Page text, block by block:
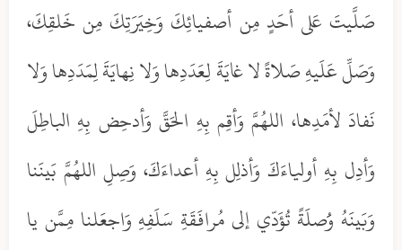
صَلَّيتَ عَلى أحَدٍ مِن أصفيائِكَ وَخِيَرَتِكَ مِن خَلقِكَ،
وَصَلِّ عَلَيهِ صَلاةً لا غايَةَ لِعَدَدِها وَلا نِهايَةَ لِمَدَدِها وَلا
نَفادَ لأمَدِها، اللهُمَّ وَأقِم بِهِ الحَقَّ وَأدحِض بِهِ الباطِلَ
وَأدِل بِهِ أولياءَكَ وَأذلِل بِهِ أعداءَكَ، وَصِلِ اللهُمَّ بَينَنا
وَبَينَهُ وَُصلَةً تُؤَدّي إلى مُرافَقَةِ سَلَفِهِ وَاجعَلنا مِمَّن يا